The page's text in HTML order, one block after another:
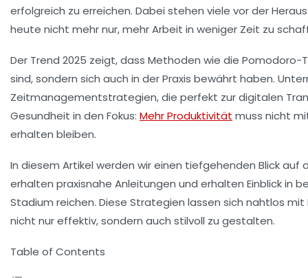
erfolgreich zu erreichen. Dabei stehen viele vor der
heute nicht mehr nur, mehr Arbeit in weniger Zeit zu
Der Trend 2025 zeigt, dass Methoden wie die
sind, sondern sich auch in der Praxis bewährt haben.
Zeitmanagementstrategien, die perfekt zur digitalen
Gesundheit in den Fokus: Mehr Produktivität muss nicht
erhalten bleiben.
In diesem Artikel werden wir einen tiefgehenden Blick
erhalten praxisnahe Anleitungen und erhalten Einblick in
Stadium reichen. Diese Strategien lassen sich nahtlos
nicht nur effektiv, sondern auch stilvoll zu gestalten.
Table of Contents